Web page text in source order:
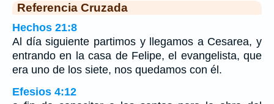
Referencia Cruzada
Hechos 21:8
Al día siguiente partimos y llegamos a Cesarea, y
entrando en la casa de Felipe, el evangelista, que
era uno de los siete, nos quedamos con él.
Efesios 4:12